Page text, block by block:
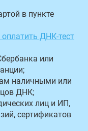
в пункте
оплатить ДНК-тест
или
наличными или
ДНК;
лиц и ИП,
сертификатов